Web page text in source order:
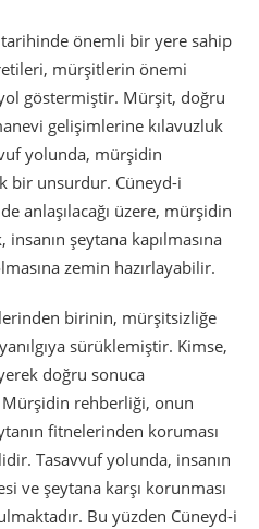
önemli bir yere sahip
mürşitlerin önemi
göstermiştir. Mürşit, doğru
gelişimlerine kılavuzluk
yolunda, mürşidin
bir unsurdur. Cüneyd-i
anlaşılacağı üzere, mürşidin
şeytana kapılmasına
zemin hazırlayabilir.
birinin, mürşitsizliğe
sürüklemiştir. Kimse,
doğru sonuca
Mürşidin rehberliği, onun
fitnelerinden koruması
Tasavvuf yolunda, insanın
ve şeytana karşı korunması
Bu yüzden Cüneyd-i